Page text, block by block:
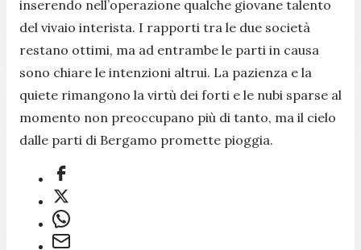
inserendo nell’operazione qualche giovane talento
del vivaio interista. I rapporti tra le due società
restano ottimi, ma ad entrambe le parti in causa
sono chiare le intenzioni altrui. La pazienza e la
quiete rimangono la virtù dei forti e le nubi sparse al
momento non preoccupano più di tanto, ma il cielo
dalle parti di Bergamo promette pioggia.